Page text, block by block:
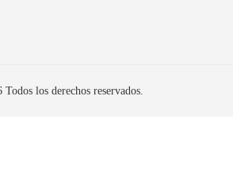
los derechos reservados.